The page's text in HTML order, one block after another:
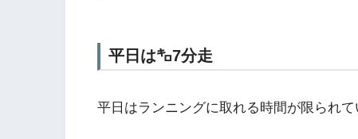
平日は㌔7分走
平日はランニングに取れる時間が限られ